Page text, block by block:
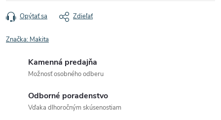
Opýtať sa Zdieľať
Značka: Makita
Kamenná predajňa
Možnosť osobného odberu
Odborné poradenstvo
Vďaka dlhoročným skúsenostiam